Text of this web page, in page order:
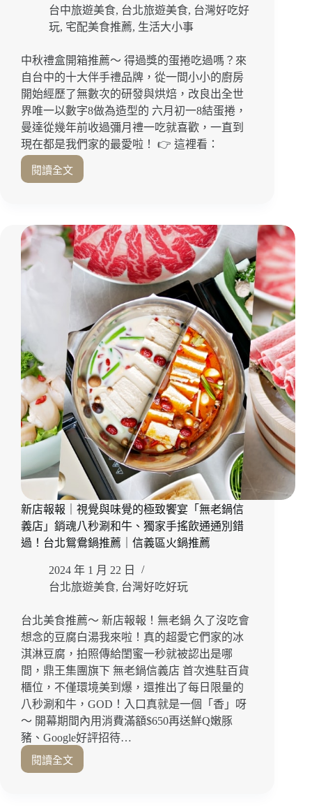
台
南
米
林
必
比
登
｜
高
雄
米
其
比
登
台中旅遊美食, 台北旅遊美食, 台灣好吃好
玩, 宅配美食推薦, 生活大小事
中秋禮盒開箱推薦～ 得過獎的蛋捲吃過嗎？來
自台中的十大伴手禮品牌，從一間小小的廚房
開始經歷了無數次的研發與烘焙，改良出全世
界唯一以數字8做為造型的 六月初一8結蛋捲，
曼達從幾年前收過彌月禮一吃就喜歡，一直到
現在都是我們家的最愛啦！ 👉 這裡看：
閱讀全文
越
嘴！
滋
味
「六
月
初
8
結
蛋
捲」
中
秋
盒
開
台
中
伴
手
禮
｜
台
北
手
禮
｜
新店報報｜視覺與味覺的極致饗宴「無老鍋信
義店」銷魂八秒涮和牛、獨家手搖飲通通別錯
過！台北鴛鴦鍋推薦｜信義區火鍋推薦
2024 年 1 月 22 日
台北旅遊美食, 台灣好吃好玩
台北美食推薦～ 新店報報！無老鍋 久了沒吃會
想念的豆腐白湯我來啦！真的超愛它們家的冰
淇淋豆腐，拍照傳給閨蜜一秒就被認出是哪
間，鼎王集團旗下 無老鍋信義店 首次進駐百貨
櫃位，不僅環境美到爆，還推出了每日限量的
八秒涮和牛，GOD！入口真就是一個「香」呀
～ 開幕期間內用消費滿額$650再送鮮Q嫩豚
豬、Google好評招待…
閱讀全文
新